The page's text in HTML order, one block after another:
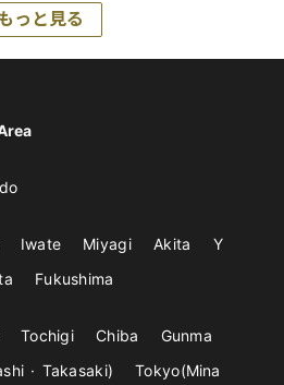
っと見る
Iwate Miyagi Akita
Y
Fukushima
Tochigi Chiba
Gunma
Takasaki Tokyo Mina